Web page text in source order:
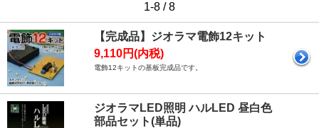
1-8 / 8
【完成品】ジオラマ電飾12キット
9,110円(内税)
電飾12キットの基板完成品です。
ジオラマLED照明 ハルLED 昼白色
部品セット(単品)